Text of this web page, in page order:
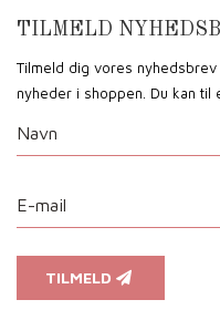
TILMELD
Tilmeld dig vores
nyheder i shoppen. Du kan til
TILMELD